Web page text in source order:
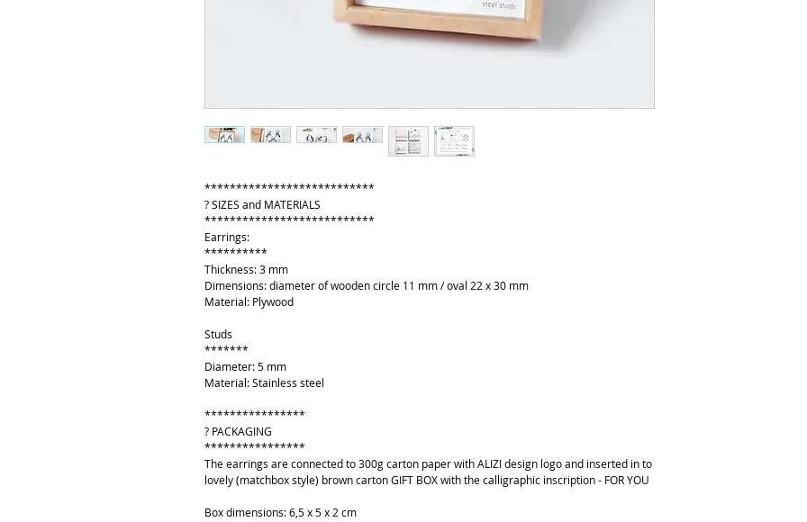
***************************
? SIZES and MATERIALS
***************************
Earrings:
**********
Thickness: 3 mm
Dimensions: diameter of wooden circle 11 mm / oval 22 x 30 mm
Material: Plywood
Studs
*******
Diameter: 5 mm
Material: Stainless steel
****************
? PACKAGING
****************
The earrings are connected to 300g carton paper with ALIZI design logo and inserted in to
lovely (matchbox style) brown carton GIFT BOX with the calligraphic inscription - FOR YOU
Box dimensions: 6,5 x 5 x 2 cm